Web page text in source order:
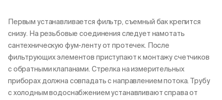
Первым устанавливается фильтр, съемный бак крепится
снизу. На резьбовые соединения следует намотать
сантехническую фум-ленту от протечек. После
фильтрующих элементов приступают к монтажу счетчиков
с обратными клапанами. Стрелка на измерительных
приборах должна совпадать с направлением потока. Трубу
с холодным водоснабжением устанавливают справа от